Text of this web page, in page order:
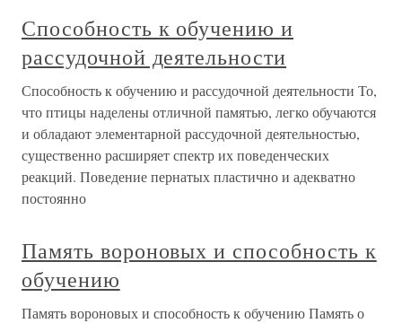
Способность к обучению и
рассудочной деятельности
Способность к обучению и рассудочной деятельности То,
что птицы наделены отличной памятью, легко обучаются
и обладают элементарной рассудочной деятельностью,
существенно расширяет спектр их поведенческих
реакций. Поведение пернатых пластично и адекватно
постоянно
Память вороновых и способность к
обучению
Память вороновых и способность к обучению Память о